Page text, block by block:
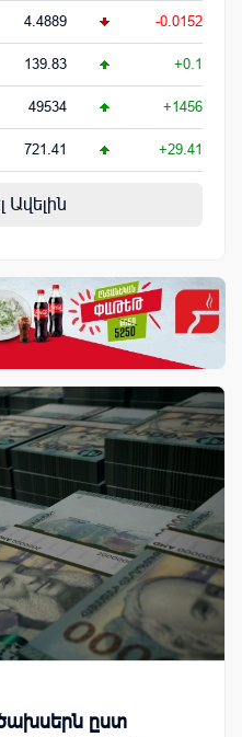
4.4889 -0.0152
139.83 +0.1
49534 +1456
721.41 +29.41
Ավելին
ըստ